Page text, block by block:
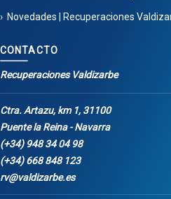
Novedades | Recuperaciones
CONTACTO
Recuperaciones Valdizarbe
Ctra. Artazu, km 1, 31100
Puente la Reina - Navarra
(+34) 948 34 04 98
(+34) 668 848 123
rv@valdizarbe.es